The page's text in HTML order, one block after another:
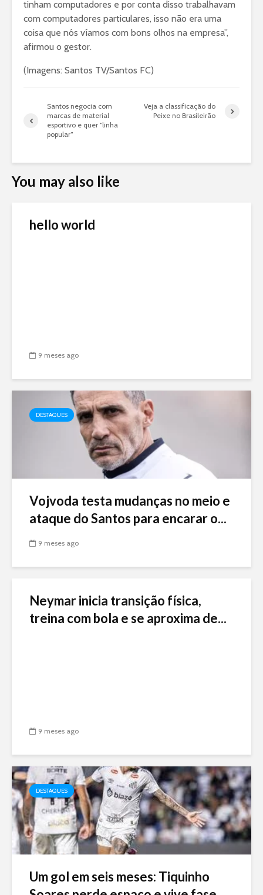
tinham computadores e por conta disso trabalhavam
com computadores particulares, isso não era uma
coisa que nós víamos com bons olhos na empresa”,
afirmou o gestor.
(Imagens: Santos TV/Santos FC)
Santos negocia com
marcas de material
esportivo e quer “linha
popular”
Veja a classificação do
Peixe no Brasileirão
You may also like
hello world
9 meses ago
DESTAQUES
Vojvoda testa mudanças no meio e
ataque do Santos para encarar o...
9 meses ago
Neymar inicia transição física,
treina com bola e se aproxima de...
9 meses ago
DESTAQUES
Um gol em seis meses: Tiquinho